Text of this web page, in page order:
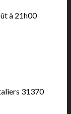
à 21h00
31370